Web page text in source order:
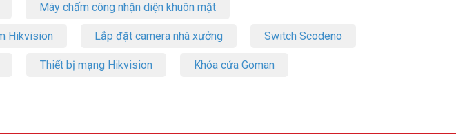
Máy chấm công nhận diện khuôn mặt
Hikvision Lắp đặt camera nhà xưởng Switch Scodeno
Thiết bị mạng Hikvision Khóa cửa Goman